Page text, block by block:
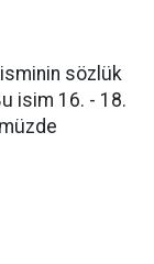
sözlük
isim 16. - 18.